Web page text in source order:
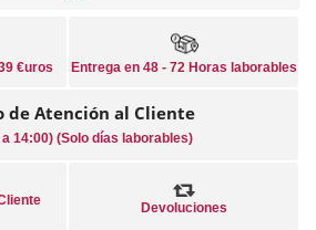
€uros Entrega en 48 - 72 Horas laborables
de Atención al Cliente
a 14:00) (Solo días laborables)
Devoluciones